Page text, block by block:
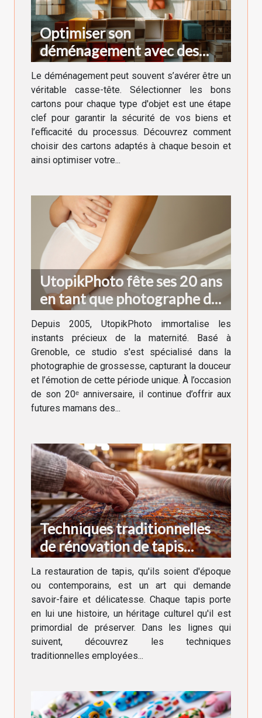
Optimiser son
déménagement avec des
cartons adaptés à chaque
besoin
Le déménagement peut souvent s’avérer être un
véritable casse-tête. Sélectionner les bons
cartons pour chaque type d'objet est une étape
clef pour garantir la sécurité de vos biens et
l’efficacité du processus. Découvrez comment
choisir des cartons adaptés à chaque besoin et
ainsi optimiser votre...
UtopikPhoto fête ses 20 ans
en tant que photographe de
grossesse à Grenoble !
Depuis 2005, UtopikPhoto immortalise les
instants précieux de la maternité. Basé à
Grenoble, ce studio s'est spécialisé dans la
photographie de grossesse, capturant la douceur
et l’émotion de cette période unique. À l’occasion
de son 20ᵉ anniversaire, il continue d’offrir aux
futures mamans des...
Techniques traditionnelles
de rénovation de tapis
anciens et modernes
La restauration de tapis, qu'ils soient d'époque
ou contemporains, est un art qui demande
savoir-faire et délicatesse. Chaque tapis porte
en lui une histoire, un héritage culturel qu'il est
primordial de préserver. Dans les lignes qui
suivent, découvrez les techniques
traditionnelles employées...